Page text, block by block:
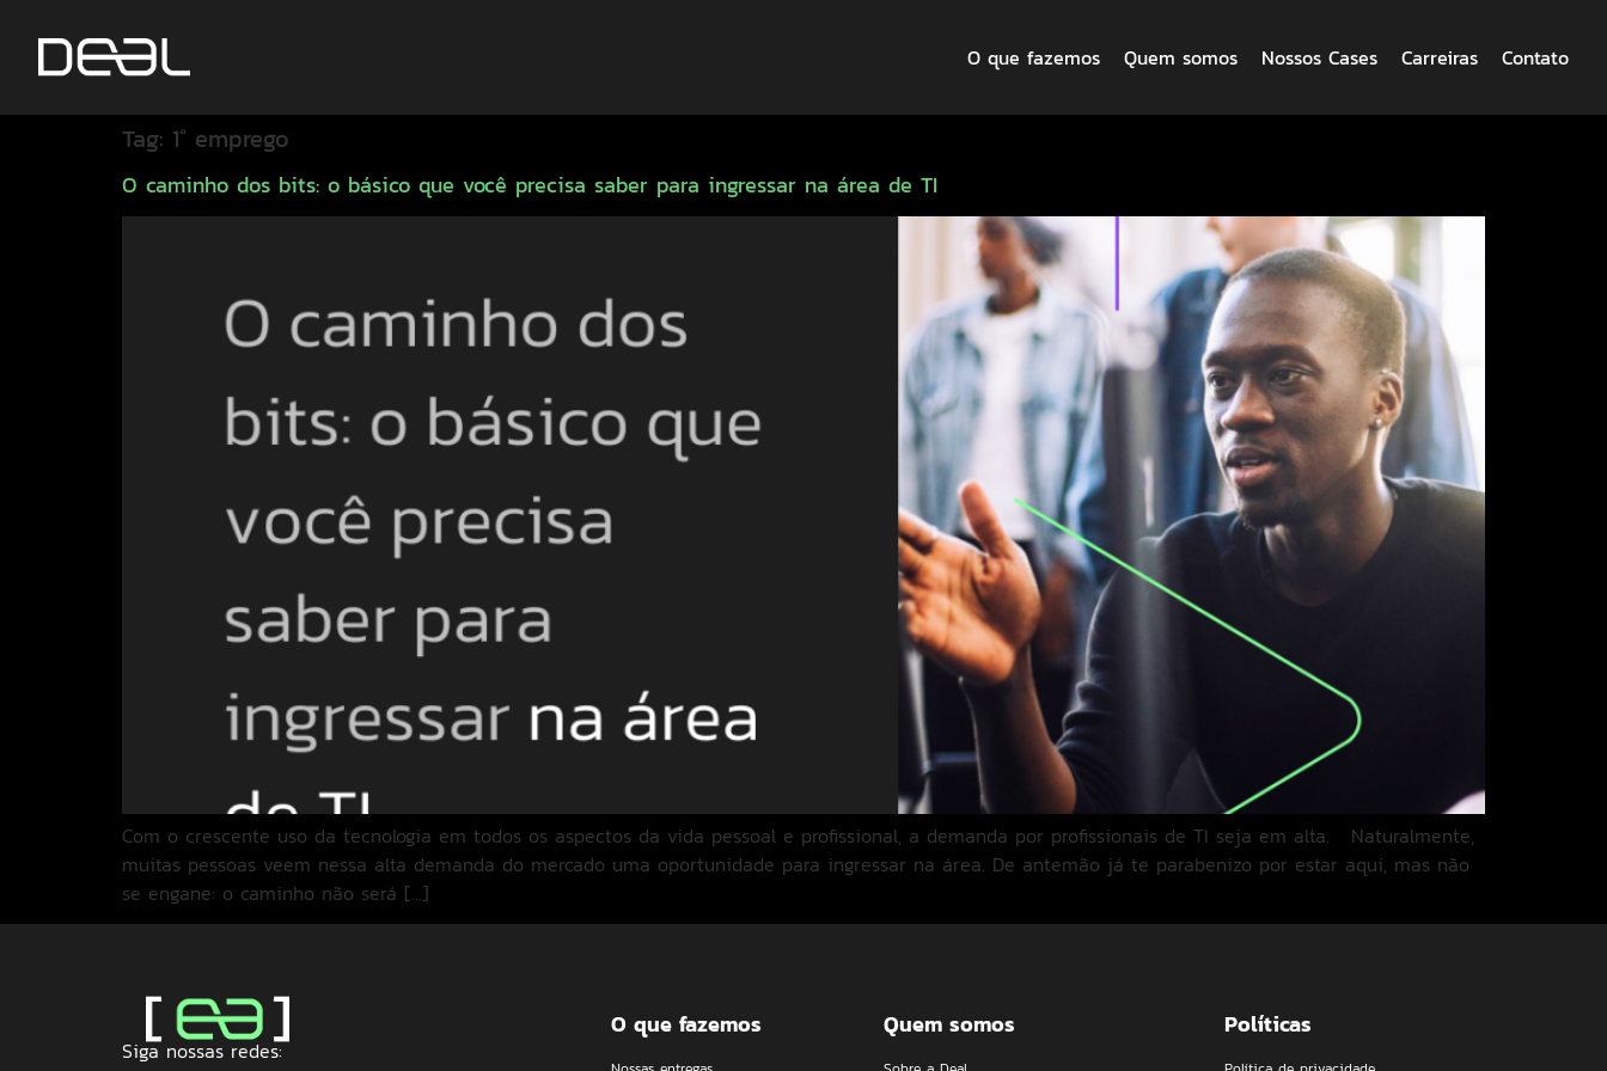
O que fazemos Quem somos Nossos Cases Carreiras Contato
Tag: 1° emprego
O caminho dos bits: o básico que você precisa saber para ingressar na área de TI
Com o crescente uso da tecnologia em todos os aspectos da vida pessoal e profissional, a demanda por profissionais de TI seja em alta. Naturalmente,
muitas pessoas veem nessa alta demanda do mercado uma oportunidade para ingressar na área. De antemão já te parabenizo por estar aqui, mas não
se engane: o caminho não será […]
Siga nossas redes:
O que fazemos Quem somos Políticas